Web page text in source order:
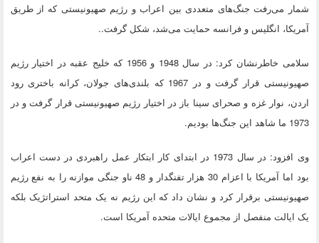
شمار می‌رفت جنگ‌های متعددی بین اعراب و رژیم صهیونیستی که از طریق
آمریکا، انگلیس و فرانسه حمایت می‌شد، شکل گرفت..
سلامی خاطرنشان کرد: در سال 1948 و 1956 که خلیج عقبه در اختیار رژیم
صهیونیستی قرار گرفت و در 1967 که بلندی‌های جولان، کرانه باختری رود
اردن، نوار غزه و صحرای سینا باز در اختیار رژیم صهیونیستی قرار گرفت و در
1973 ما شاهد این جنگ‌ها بودیم.
وی افزود: در سال 1973 در ابتدای کار ابتکار عمل راهبردی در دست اعراب
بود اما آمریکا با اعزام 30 هزار تفنگدار و 48 ناو جنگی موازنه را به نفع رژیم
صهیونیستی برقرار کرد و نشان داد که این رژیم نه یک متحد استراتژیک بلکه
یک ایالت منفصل از مجموع ایالات متحده آمریکا است.